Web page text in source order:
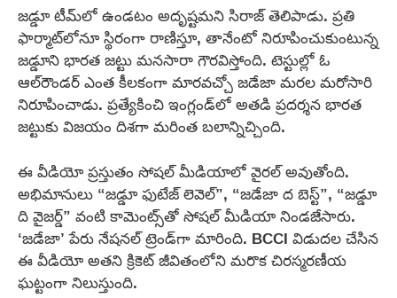
జడ్డూ టీమ్‌లో ఉండటం అదృష్టమని సిరాజ్ తెలిపాడు. ప్రతి
ఫార్మాట్‌లోనూ స్థిరంగా రాణిస్తూ, తానేంటో నిరూపించుకుంటున్న
జడ్డూని భారత జట్టు మనసారా గౌరవిస్తోంది. టెస్టుల్లో ఓ
ఆల్‌రౌండర్ ఎంత కీలకంగా మారవచ్చో జడేజా మరల మరోసారి
నిరూపించాడు. ప్రత్యేకించి ఇంగ్లండ్‌లో అతడి ప్రదర్శన భారత
జట్టుకు విజయం దిశగా మరింత బలాన్నిచ్చింది.
ఈ వీడియో ప్రస్తుతం సోషల్ మీడియాలో వైరల్ అవుతోంది.
అభిమానులు “జడ్డూ ఫుటేజ్ లెవెల్”, “జడేజా ద బెస్ట్”, “జడ్డూ
ది వైజర్డ్” వంటి కామెంట్స్‌తో సోషల్ మీడియా నిండజేసారు.
‘జడేజా’ పేరు నేషనల్ ట్రెండ్‌గా మారింది. BCCI విడుదల చేసిన
ఈ వీడియో అతని క్రికెట్ జీవితంలోని మరొక చిరస్మరణీయ
ఘట్టంగా నిలుస్తుంది.